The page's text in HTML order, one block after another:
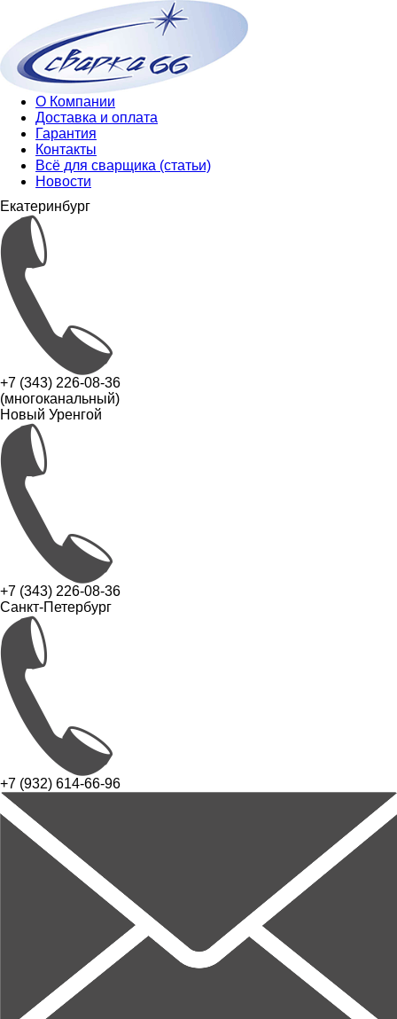
О Компании
Доставка и оплата
Гарантия
Контакты
Всё для сварщика (статьи)
Новости
Екатеринбург
+7 (343) 226-08-36
(многоканальный)
Новый Уренгой
+7 (343) 226-08-36
Санкт-Петербург
+7 (932) 614-66-96